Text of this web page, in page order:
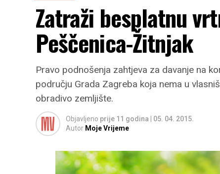
Zatraži besplatnu
Peščenica-Žitnjak
Pravo podnošenja zahtjeva za davanje na
području Grada Zagreba koja nema u
obradivo zemljište.
Objavljeno prije 11 godina
05. 04. 2015.
Autor Moje Vrijeme